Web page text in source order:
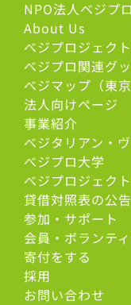
NPO法人ベジプ
About Us
ベジプロジェク
ベジプロ関連グ
ベジマップ（東京
法人向けページ
事業紹介
ベジタリアン・
べジプロ大学
ベジプロジェク
貸借対照表の公告
参加・サポート
会員・ボランテ
寄付をする
採用
お問い合わせ